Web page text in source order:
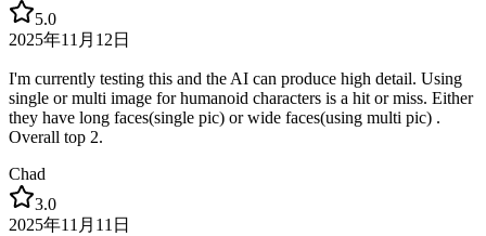
5.0
2025年11月12日
I'm currently testing this and the AI can produce high detail. Using
single or multi image for humanoid characters is a hit or miss. Either
they have long faces(single pic) or wide faces(using multi pic) .
Overall top 2.
Chad
3.0
2025年11月11日